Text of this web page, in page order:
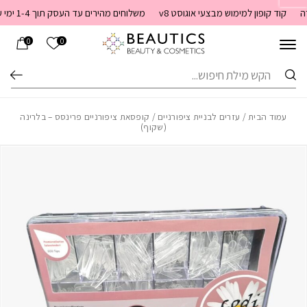
Skip to Content
קוד קופון למימוש מבצעי אוגוסט v8 משלוחים מהירים עד העסק תוך 1-4 ימי עסקים. משלוחים חינם מעל 399 שקלים חדש באתר! ניתן לשלם במזומן לשליח בעת המסירה
0 הרשימה
0
חיפוש
עמוד הבית/ עזרים לבניית ציפורניים / קופסאת ציפורניים פרינסס – בלרינה
(שקוף)
בחזרה למעלה